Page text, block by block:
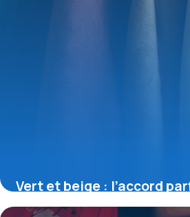
Vert et beige : l’accord
tenues raffinées et